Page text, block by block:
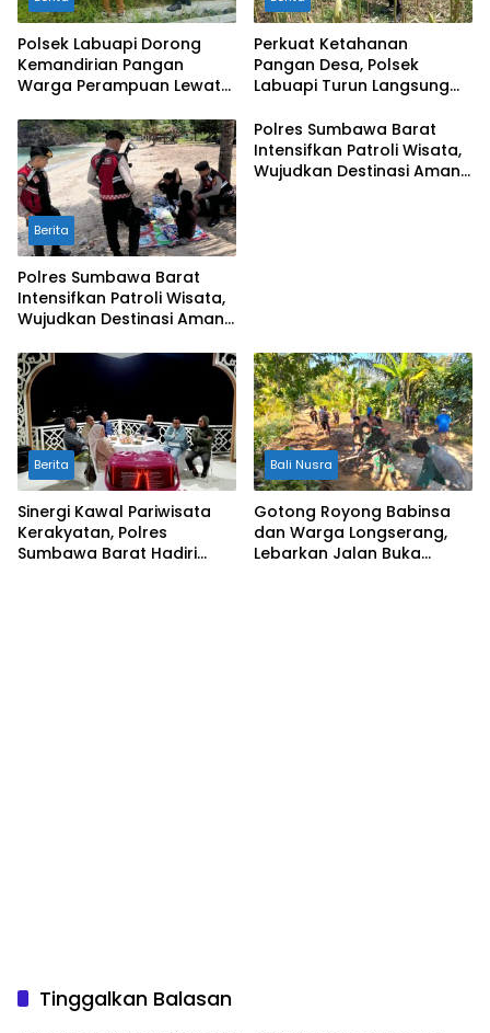
Polsek Labuapi Dorong
Kemandirian Pangan
Warga Perampuan Lewat
Rumah
Perkuat Ketahanan
Pangan Desa, Polsek
Labuapi Turun Langsung
Berita
Polres Sumbawa Barat
Intensifkan Patroli Wisata,
Wujudkan Destinasi Aman
Masyarakat
Polres Sumbawa Barat
Intensifkan Patroli Wisata,
Wujudkan Destinasi Aman
Berita
Sinergi Kawal Pariwisata
Kerakyatan, Polres
Sumbawa Barat Hadiri
Bali Nusra
Gotong Royong Babinsa
dan Warga Longserang,
Lebarkan Jalan Buka
Tinggalkan Balasan